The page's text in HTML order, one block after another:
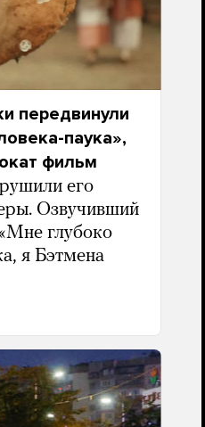
передвинули
паука»,
фильм
его
Озвучивший
глубоко
я Бэтмена